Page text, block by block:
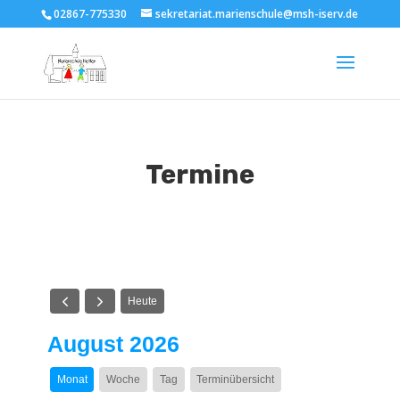
02867-775330 sekretariat.marienschule@msh-iserv.de
Termine
Heute
August 2026
Monat Woche Tag Terminübersicht